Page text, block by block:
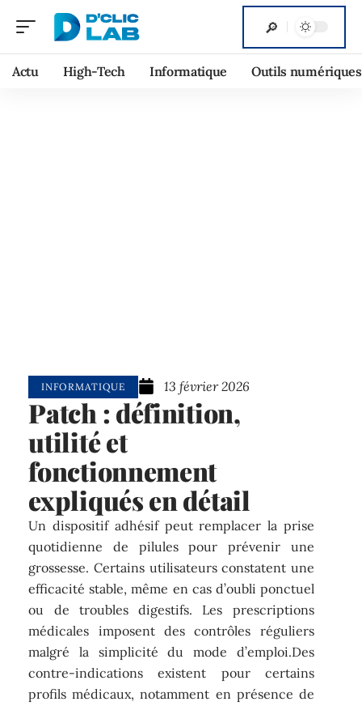
Actu High-Tech Informatique Outils numériques
INFORMATIQUE 13 février 2026
Patch : définition,
utilité et
fonctionnement
expliqués en détail
Un dispositif adhésif peut remplacer la prise
quotidienne de pilules pour prévenir une
grossesse. Certains utilisateurs constatent une
efficacité stable, même en cas d’oubli ponctuel
ou de troubles digestifs. Les prescriptions
médicales imposent des contrôles réguliers
malgré la simplicité du mode d’emploi.Des
contre-indications existent pour certains
profils médicaux, notamment en présence de